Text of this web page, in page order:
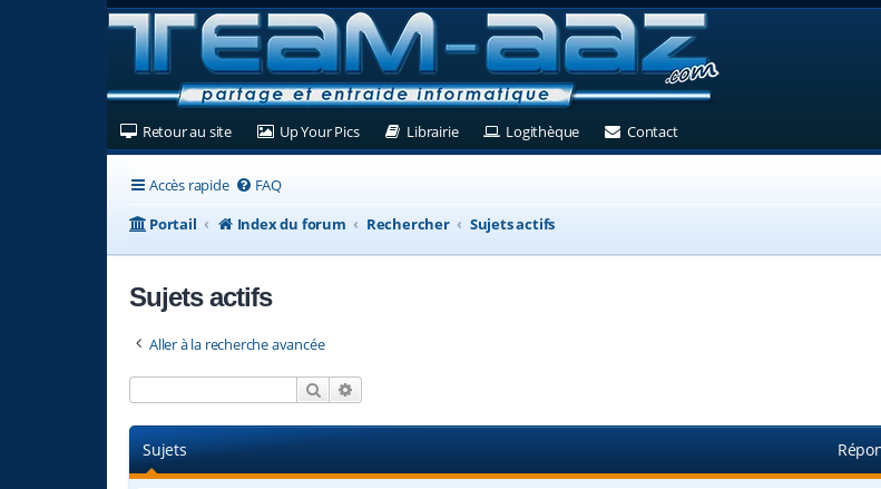
Retour au site(Ouvre un nouvel onglet)
Up Your Pics(Ouvre un nouvel onglet)
Librairie(Ouvre un nouvel onglet)
Logithèque(Ouvre un nouvel onglet)
Contact(Ouvre un nouvel onglet)
Accès rapide FAQ
Portail
Index du forum Rechercher Sujets actifs
Sujets actifs
Aller à la recherche avancée
Rechercher
Sujets